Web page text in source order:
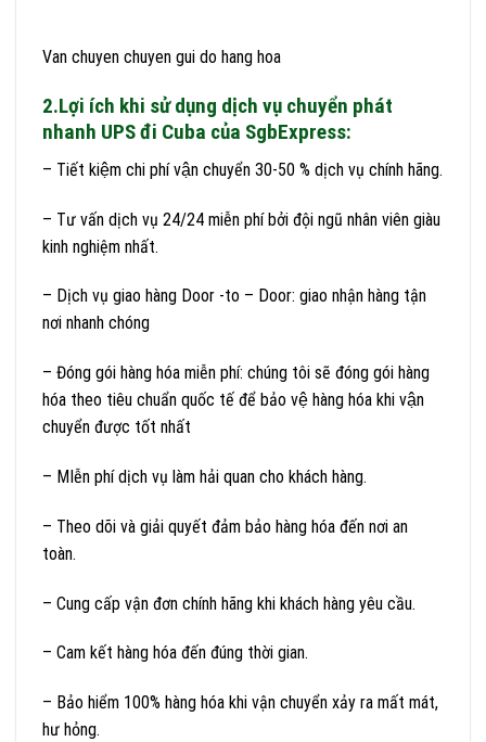
Van chuyen chuyen gui do hang hoa
2.Lợi ích khi sử dụng dịch vụ chuyển phát
nhanh UPS đi Cuba của SgbExpress:
– Tiết kiệm chi phí vận chuyển 30-50 % dịch vụ chính hãng.
– Tư vấn dịch vụ 24/24 miễn phí bởi đội ngũ nhân viên giàu
kinh nghiệm nhất.
– Dịch vụ giao hàng Door -to – Door: giao nhận hàng tận
nơi nhanh chóng
– Đóng gói hàng hóa miễn phí: chúng tôi sẽ đóng gói hàng
hóa theo tiêu chuẩn quốc tế để bảo vệ hàng hóa khi vận
chuyển được tốt nhất
– MIễn phí dịch vụ làm hải quan cho khách hàng.
– Theo dõi và giải quyết đảm bảo hàng hóa đến nơi an
toàn.
– Cung cấp vận đơn chính hãng khi khách hàng yêu cầu.
– Cam kết hàng hóa đến đúng thời gian.
– Bảo hiểm 100% hàng hóa khi vận chuyển xảy ra mất mát,
hư hỏng.